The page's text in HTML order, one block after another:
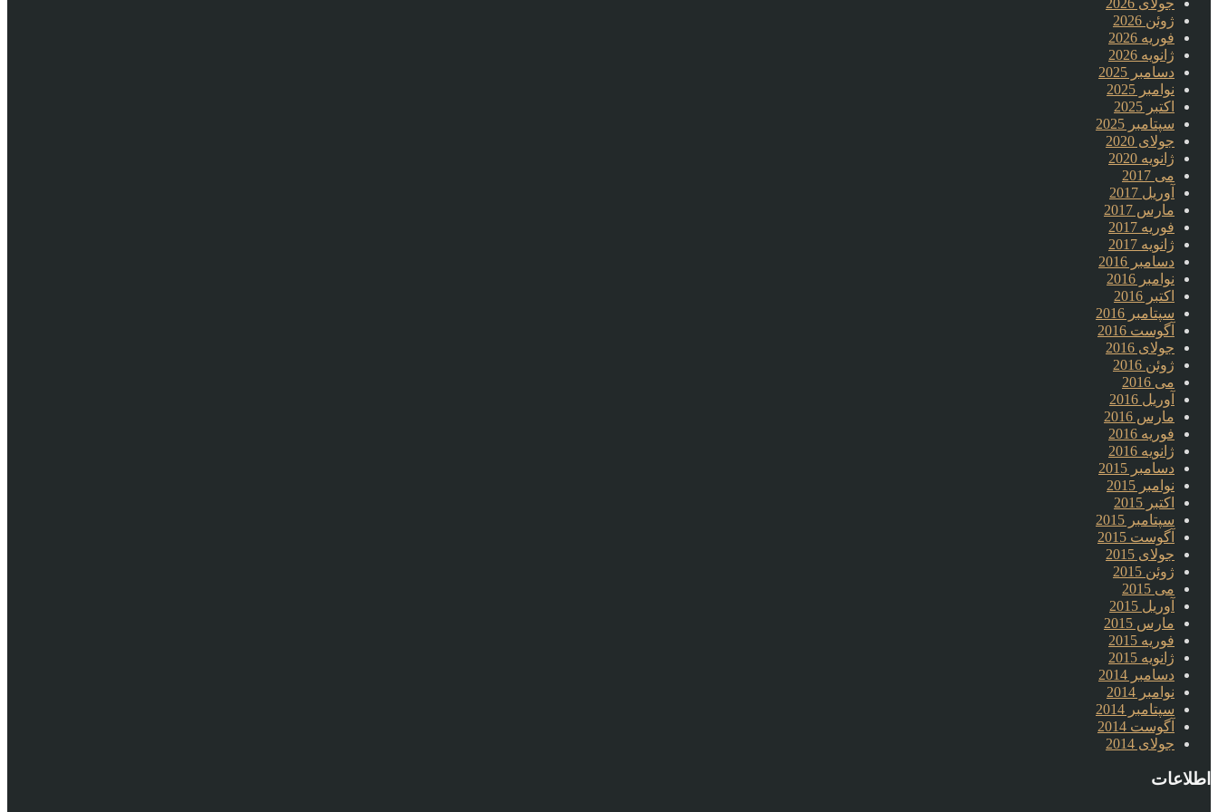
جولای 2026
ژوئن 2026
فوریه 2026
ژانویه 2026
دسامبر 2025
نوامبر 2025
اکتبر 2025
سپتامبر 2025
جولای 2020
ژانویه 2020
می 2017
آوریل 2017
مارس 2017
فوریه 2017
ژانویه 2017
دسامبر 2016
نوامبر 2016
اکتبر 2016
سپتامبر 2016
آگوست 2016
جولای 2016
ژوئن 2016
می 2016
آوریل 2016
مارس 2016
فوریه 2016
ژانویه 2016
دسامبر 2015
نوامبر 2015
اکتبر 2015
سپتامبر 2015
آگوست 2015
جولای 2015
ژوئن 2015
می 2015
آوریل 2015
مارس 2015
فوریه 2015
ژانویه 2015
دسامبر 2014
نوامبر 2014
سپتامبر 2014
آگوست 2014
جولای 2014
اطلاعات